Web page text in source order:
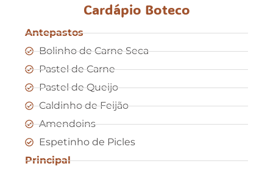
Cardápio Boteco
Antepastos
Bolinho de Carne Seca
Pastel de Carne
Pastel de Queijo
Caldinho de Feijão
Amendoins
Espetinho de Picles
Principal